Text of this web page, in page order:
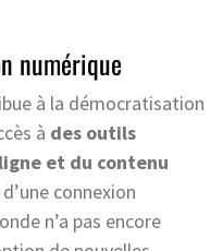
numérique
à la démocratisation
à des outils
et du contenu
connexion
n’a pas encore